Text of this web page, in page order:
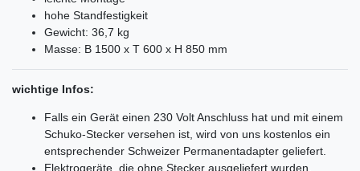
hohe Standfestigkeit
Gewicht: 36,7 kg
Masse: B 1500 x T 600 x H 850 mm
wichtige Infos:
Falls ein Gerät einen 230 Volt Anschluss hat und mit einem
Schuko-Stecker versehen ist, wird von uns kostenlos ein
entsprechender Schweizer Permanentadapter geliefert.
Elektrogeräte, die ohne Stecker ausgeliefert wurden,